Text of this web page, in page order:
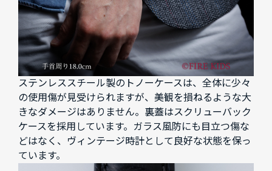
ステンレススチール製のトノーケースは、全体に少々
の使用傷が見受けられますが、美観を損ねるような大
きなダメージはありません。裏蓋はスクリューバック
ケースを採用しています。ガラス風防にも目立つ傷な
どはなく、ヴィンテージ時計として良好な状態を保っ
ています。